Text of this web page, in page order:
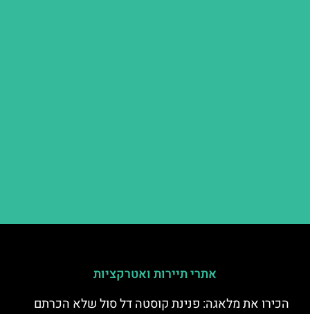
אתרי תיירות ואטרקציות
הכירו את מלאגה: פנינת קוסטה דל סול שלא הכרתם